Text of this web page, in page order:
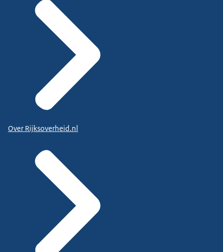
Over Rijksoverheid.nl